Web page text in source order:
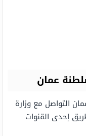
عمان
التواصل مع وزارة
إحدى القنوات